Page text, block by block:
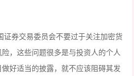
证券交易委员会不要过于关注加密货
，这些问题很多是与投资人的个人
好适当的披露，就不应该阻碍其发